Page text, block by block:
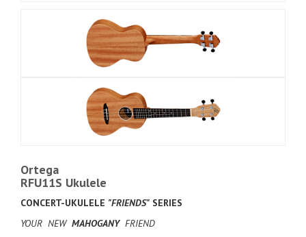
Ortega
RFU11S Ukulele
CONCERT-UKULELE "FRIENDS" SERIES
YOUR NEWMAHOGANY FRIEND